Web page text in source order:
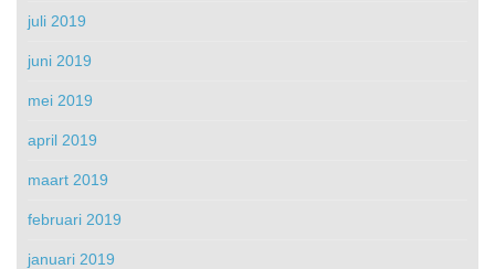
juli 2019
juni 2019
mei 2019
april 2019
maart 2019
februari 2019
januari 2019